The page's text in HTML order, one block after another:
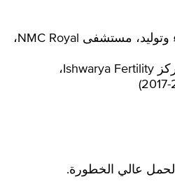
أخصائية أمراض نساء وتوليد، مستشفى NMC Royal،
استشاري مساعد، مركز Ishwarya Fertility،
)
عالي الخطورة.